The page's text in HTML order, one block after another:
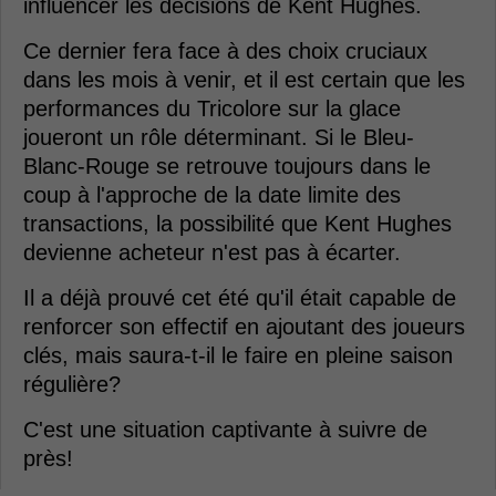
influencer les décisions de Kent Hughes.
Ce dernier fera face à des choix cruciaux
dans les mois à venir, et il est certain que les
performances du Tricolore sur la glace
joueront un rôle déterminant. Si le Bleu-
Blanc-Rouge se retrouve toujours dans le
coup à l'approche de la date limite des
transactions, la possibilité que Kent Hughes
devienne acheteur n'est pas à écarter.
Il a déjà prouvé cet été qu'il était capable de
renforcer son effectif en ajoutant des joueurs
clés, mais saura-t-il le faire en pleine saison
régulière?
C'est une situation captivante à suivre de
près!